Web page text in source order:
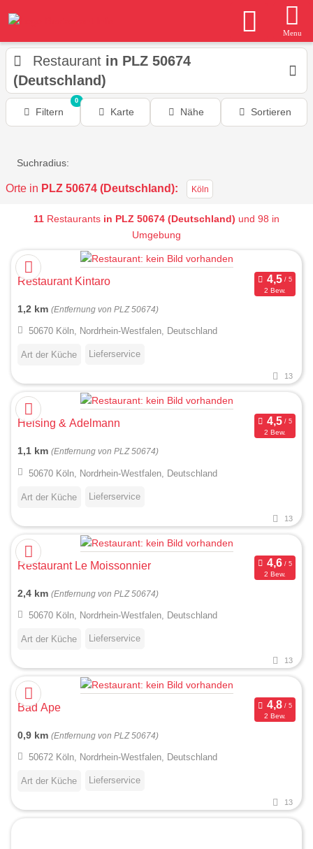
Menu
Restaurant in PLZ 50674
(Deutschland)
Filtern
0
Karte Nähe Sortieren
Suchradius:
Orte in PLZ 50674 (Deutschland): Köln
11 Restaurants in PLZ 50674 (Deutschland) und 98 in
Umgebung
Restaurant Kintaro
2 Bew.
1,2 km (Entfernung von PLZ 50674)
50670 Köln, Nordrhein-Westfalen, Deutschland
Art der Küche Lieferservice
13
Heising & Adelmann
2 Bew.
1,1 km (Entfernung von PLZ 50674)
50670 Köln, Nordrhein-Westfalen, Deutschland
Art der Küche Lieferservice
13
Restaurant Le Moissonnier
2 Bew.
2,4 km (Entfernung von PLZ 50674)
50670 Köln, Nordrhein-Westfalen, Deutschland
Art der Küche Lieferservice
13
Bad Ape
2 Bew.
0,9 km (Entfernung von PLZ 50674)
50672 Köln, Nordrhein-Westfalen, Deutschland
Art der Küche Lieferservice
13